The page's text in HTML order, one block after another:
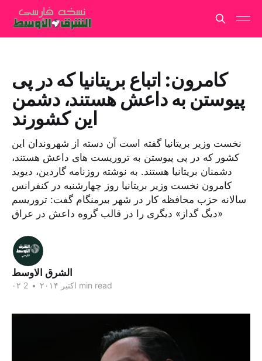
کامرون: اتباع بریتانیا که در پی
پیوستن به داعش هستند، دشمن
این کشورند
نخست وزیر بریتانیا گفته است آن دسته از شهروندان این
کشور که در پی پیوستن به تروریست های داعش هستند،
دشمنان بریتانیا هستند. به نوشته روزنامه گاردین، دیوید
کامرون نخست وزیر بریتانیا روز چهارشنبه در کنفرانس
سالانه حزب محافظه کار در شهر بیرمنگام گفت: تروریسم
«دیگ گداز» دیگری را در قالب گروه داعش در عراق
الشرق الاوسط
۰۲ اکتبر ۲۰۱۴ • 2 min read